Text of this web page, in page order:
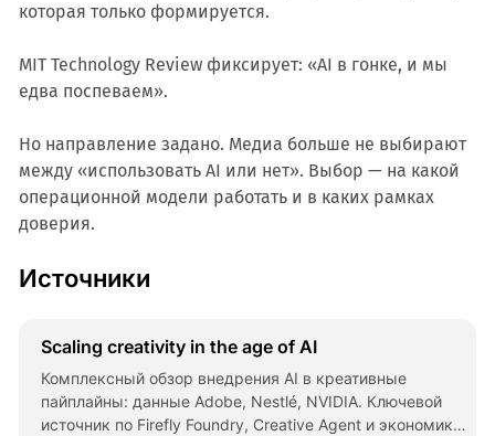
которая только формируется.
MIT Technology Review фиксирует: «AI в гонке, и мы
едва поспеваем».
Но направление задано. Медиа больше не выбирают
между «использовать AI или нет». Выбор — на какой
операционной модели работать и в каких рамках
доверия.
Источники
Scaling creativity in the age of AI
Комплексный обзор внедрения AI в креативные
пайплайны: данные Adobe, Nestlé, NVIDIA. Ключевой
источник по Firefly Foundry, Creative Agent и экономике